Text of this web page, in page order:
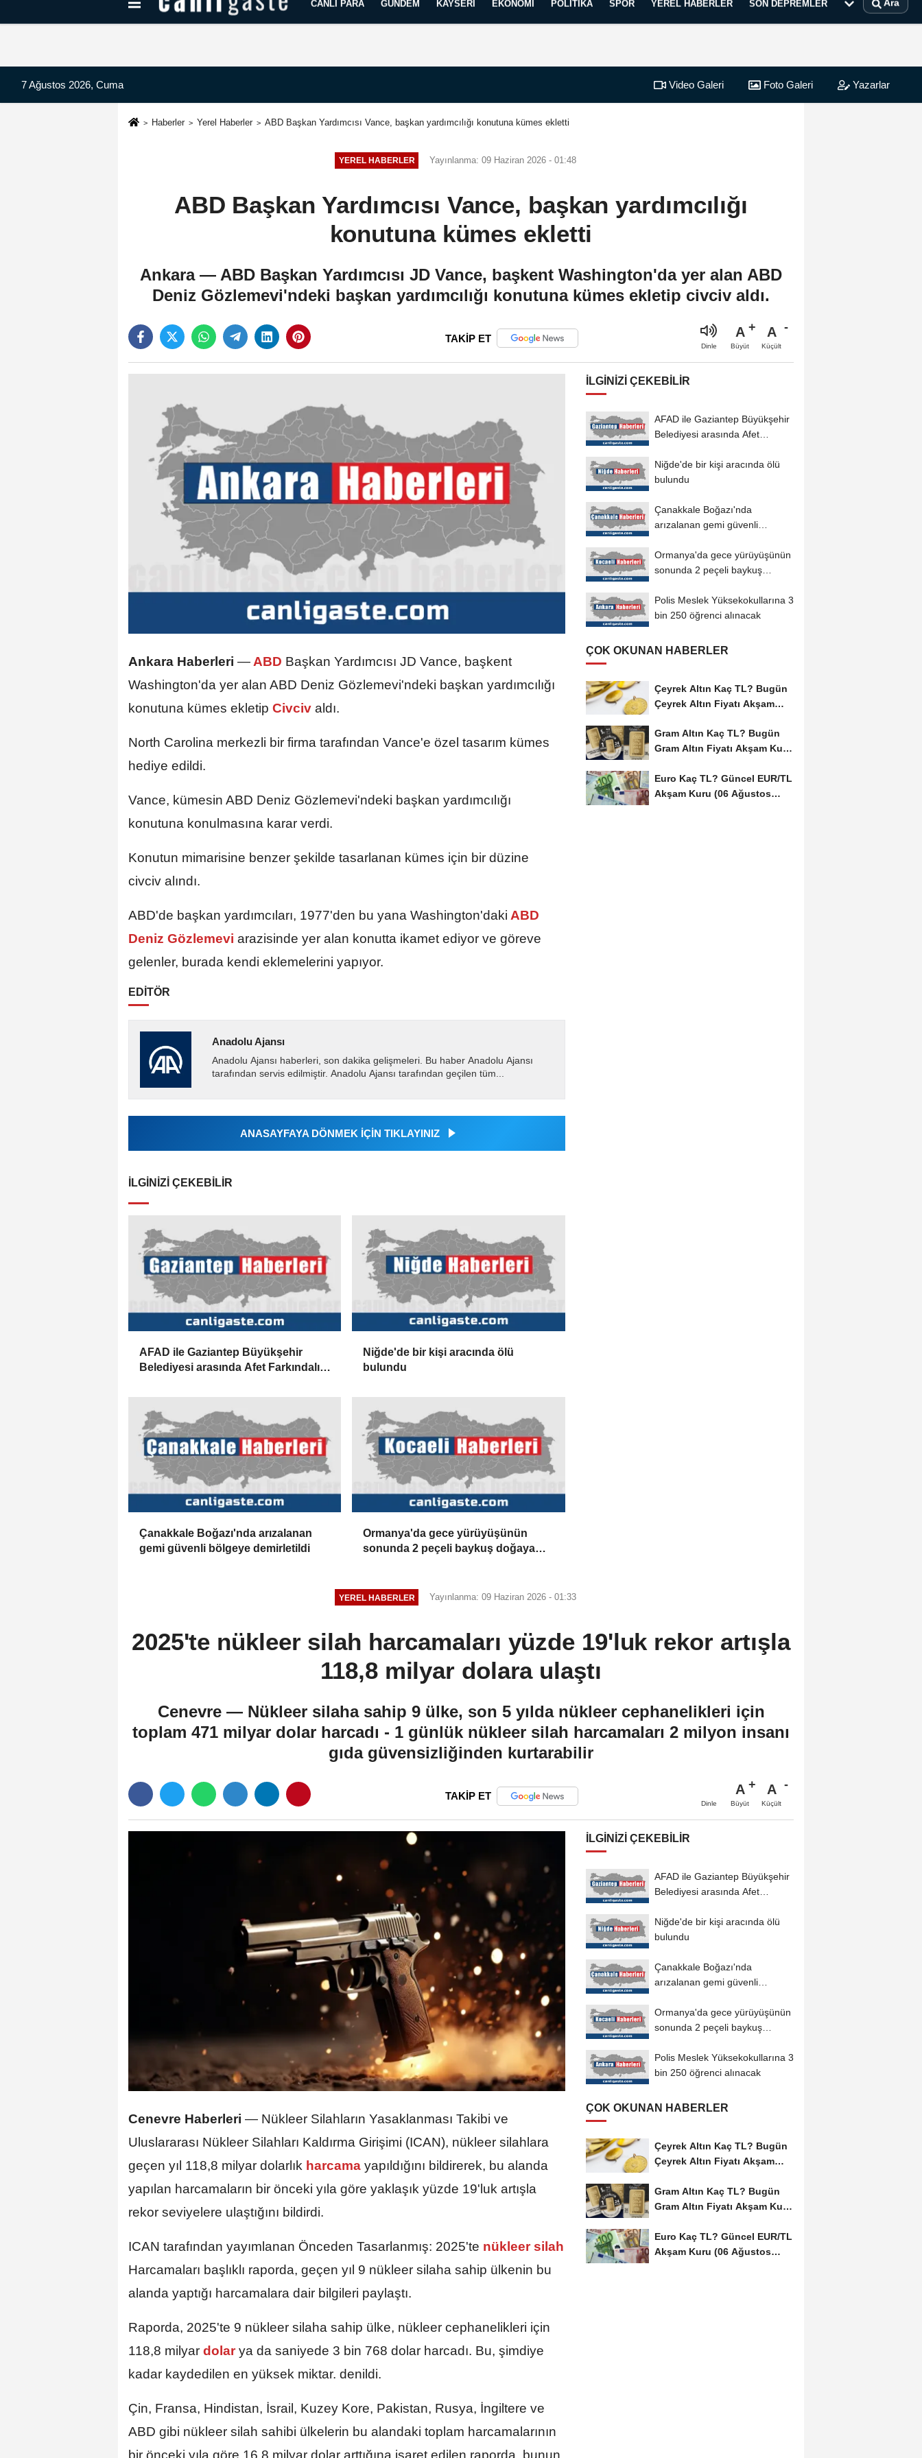
Kayseri Haberleri Can Radyo Dinle
CANLI PARA GÜNDEM KAYSERI EKONOMI POLITIKA SPOR YEREL HABERLER SON DEPREMLER Ara
7 Ağustos 2026, Cuma Video Galeri Foto Galeri Yazarlar
Haberler Yerel Haberler ABD Başkan Yardımcısı Vance, başkan yardımcılığı konutuna kümes ekletti
YEREL HABERLER Yayınlanma: 09 Haziran 2026 - 01:48
ABD Başkan Yardımcısı Vance, başkan yardımcılığı
konutuna kümes ekletti
Ankara — ABD Başkan Yardımcısı JD Vance, başkent Washington'da yer alan ABD
Deniz Gözlemevi'ndeki başkan yardımcılığı konutuna kümes ekletip civciv aldı.
TAKİP ET
Dinle
A
Büyüt
A
Küçült
Ankara Haberleri — ABD Başkan Yardımcısı JD Vance, başkent
Washington'da yer alan ABD Deniz Gözlemevi'ndeki başkan yardımcılığı
konutuna kümes ekletip Civciv aldı.
North Carolina merkezli bir firma tarafından Vance'e özel tasarım kümes
hediye edildi.
Vance, kümesin ABD Deniz Gözlemevi'ndeki başkan yardımcılığı
konutuna konulmasına karar verdi.
Konutun mimarisine benzer şekilde tasarlanan kümes için bir düzine
civciv alındı.
ABD'de başkan yardımcıları, 1977'den bu yana Washington'daki ABD
Deniz Gözlemevi arazisinde yer alan konutta ikamet ediyor ve göreve
gelenler, burada kendi eklemelerini yapıyor.
EDİTÖR
Anadolu Ajansı
Anadolu Ajansı haberleri, son dakika gelişmeleri. Bu haber Anadolu Ajansı
tarafından servis edilmiştir. Anadolu Ajansı tarafından geçilen tüm...
ANASAYFAYA DÖNMEK İÇİN TIKLAYINIZ
İLGINIZI ÇEKEBILIR
AFAD ile Gaziantep Büyükşehir
Belediyesi arasında Afet Farkındalık
protokolü
Niğde'de bir kişi aracında ölü
bulundu
Çanakkale Boğazı'nda arızalanan
gemi güvenli bölgeye demirletildi
Ormanya'da gece yürüyüşünün
sonunda 2 peçeli baykuş doğaya
İLGINIZI ÇEKEBILIR
AFAD ile Gaziantep Büyükşehir
Belediyesi arasında Afet
Niğde'de bir kişi aracında ölü
bulundu
Çanakkale Boğazı'nda
arızalanan gemi güvenli
Ormanya'da gece yürüyüşünün
sonunda 2 peçeli baykuş
Polis Meslek Yüksekokullarına 3
bin 250 öğrenci alınacak
ÇOK OKUNAN HABERLER
Çeyrek Altın Kaç TL? Bugün
Çeyrek Altın Fiyatı Akşam
Gram Altın Kaç TL? Bugün
Gram Altın Fiyatı Akşam Kuru
Euro Kaç TL? Güncel EUR/TL
Akşam Kuru (06 Ağustos
YEREL HABERLER Yayınlanma: 09 Haziran 2026 - 01:33
2025'te nükleer silah harcamaları yüzde 19'luk rekor artışla
118,8 milyar dolara ulaştı
Cenevre — Nükleer silaha sahip 9 ülke, son 5 yılda nükleer cephanelikleri için
toplam 471 milyar dolar harcadı - 1 günlük nükleer silah harcamaları 2 milyon insanı
gıda güvensizliğinden kurtarabilir
TAKİP ET
Dinle
A
Büyüt
A
Küçült
Cenevre Haberleri — Nükleer Silahların Yasaklanması Takibi ve
Uluslararası Nükleer Silahları Kaldırma Girişimi (ICAN), nükleer silahlara
geçen yıl 118,8 milyar dolarlık harcama yapıldığını bildirerek, bu alanda
yapılan harcamaların bir önceki yıla göre yaklaşık yüzde 19'luk artışla
rekor seviyelere ulaştığını bildirdi.
ICAN tarafından yayımlanan Önceden Tasarlanmış: 2025'te nükleer silah
Harcamaları başlıklı raporda, geçen yıl 9 nükleer silaha sahip ülkenin bu
alanda yaptığı harcamalara dair bilgileri paylaştı.
Raporda, 2025'te 9 nükleer silaha sahip ülke, nükleer cephanelikleri için
118,8 milyar dolarya da saniyede 3 bin 768 dolar harcadı. Bu, şimdiye
kadar kaydedilen en yüksek miktar. denildi.
Çin, Fransa, Hindistan, İsrail, Kuzey Kore, Pakistan, Rusya, İngiltere ve
ABD gibi nükleer silah sahibi ülkelerin bu alandaki toplam harcamalarının
İLGINIZI ÇEKEBILIR
AFAD ile Gaziantep Büyükşehir
Belediyesi arasında Afet
Niğde'de bir kişi aracında ölü
bulundu
Çanakkale Boğazı'nda
arızalanan gemi güvenli
Ormanya'da gece yürüyüşünün
sonunda 2 peçeli baykuş
Polis Meslek Yüksekokullarına 3
bin 250 öğrenci alınacak
ÇOK OKUNAN HABERLER
Çeyrek Altın Kaç TL? Bugün
Çeyrek Altın Fiyatı Akşam
Gram Altın Kaç TL? Bugün
Gram Altın Fiyatı Akşam Kuru
Euro Kaç TL? Güncel EUR/TL
Akşam Kuru (06 Ağustos